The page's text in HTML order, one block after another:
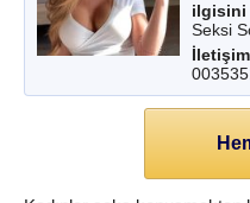
ilgisini
Seksi